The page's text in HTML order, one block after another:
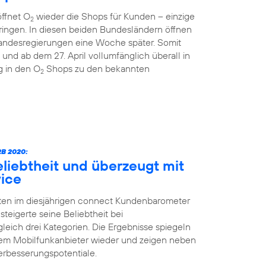
O2 wieder die Shops für Kunden – einzige
In diesen beiden Bundesländern öffnen
eine Woche später. Somit
ab dem 27. April vollumfänglich überall in
in den O2 Shops zu den bekannten
2020:
und überzeugt mit
im diesjährigen connect Kundenbarometer
steigerte seine Beliebtheit bei
drei Kategorien. Die Ergebnisse spiegeln
Mobilfunkanbieter wieder und zeigen neben